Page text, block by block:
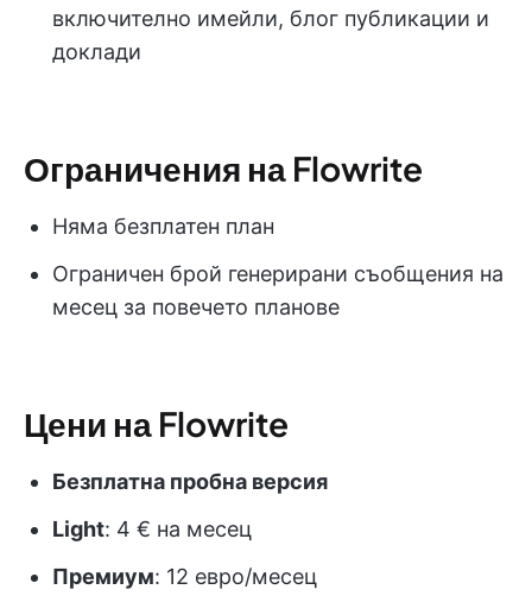
включително имейли, блог публикации и
доклади
Ограничения на Flowrite
Няма безплатен план
Ограничен брой генерирани съобщения на
месец за повечето планове
Цени на Flowrite
Безплатна пробна версия
Light: 4 € на месец
Премиум: 12 евро/месец